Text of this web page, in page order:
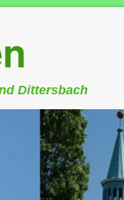
Dittersbach